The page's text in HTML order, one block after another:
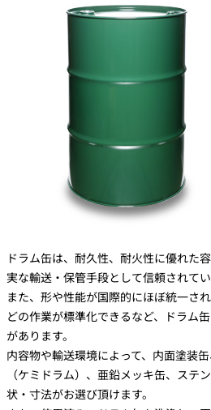
ドラム缶は、耐久性、耐火性に優れた
実な輸送・保管手段として信頼されてい
また、形や性能が国際的にほぼ統一さ
どの作業が標準化できるなど、ドラム
があります。
内容物や輸送環境によって、内面塗装
（ケミドラム）、亜鉛メッキ缶、ステ
状・寸法がお選び頂けます。